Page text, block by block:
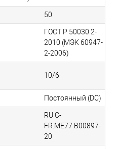
50
ГОСТ Р 50030.2-
2010 (МЭК 60947-
2-2006)
10/6
Постоянный (DC)
RU C-
FR.ME77.B00897-
20